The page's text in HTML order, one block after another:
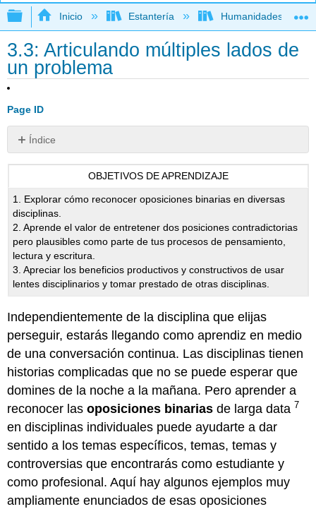
Expandir/contraer jerarquía global
Inicio Estantería Humanidades
3.3: Articulando múltiples lados de
un problema
Page ID
Índice
Sin
encabezados
OBJETIVOS DE APRENDIZAJE
1. Explorar cómo reconocer oposiciones binarias en diversas
disciplinas.
2. Aprende el valor de entretener dos posiciones contradictorias
pero plausibles como parte de tus procesos de pensamiento,
lectura y escritura.
3. Apreciar los beneficios productivos y constructivos de usar
lentes disciplinarios y tomar prestado de otras disciplinas.
Independientemente de la disciplina que elijas
perseguir, estarás llegando como aprendiz en medio
de una conversación continua. Las disciplinas tienen
historias complicadas que no se puede esperar que
domines de la noche a la mañana. Pero aprender a
reconocer lasoposiciones binarias de larga data 7
en disciplinas individuales puede ayudarte a dar
sentido a los temas específicos, temas, temas y
controversias que encontrarás como estudiante y
como profesional. Aquí hay algunos ejemplos muy
ampliamente enunciados de esas oposiciones